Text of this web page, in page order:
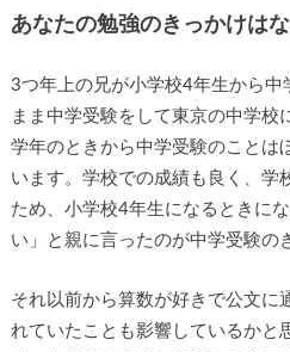
あなたの勉強のきっかけは
3つ年上の兄が小学校4年生から
まま中学受験をして東京の中学校
学年のときから中学受験のことは
います。学校での成績も良く、学
ため、小学校4年生になるときに
い」と親に言ったのが中学受験の
それ以前から算数が好きで公文に
れていたことも影響しているかと